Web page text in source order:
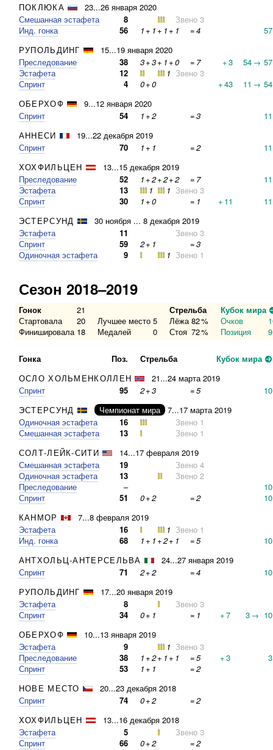
ПОКЛЮКА
23...26 января 2020
Смешанная эстафета
8
Звено 3
Инд. гонка
56 1+ 1+ 1+ 1 =4
57
РУПОЛЬДИНГ
15...19 января 2020
Преследование
38 3+3+ 1+0 = 7 +3 54→ 57
Эстафета
12 1 Звено 3
Спринт
4 0+0 +43 11 → 54
ОБЕРХОФ
9...12 января 2020
Спринт
54 1+2 =3
11
АННЕСИ
19...22 декабря 2019
Спринт
70 1+ 1 =2
11
ХОХФИЛЬЦЕН
13...15 декабря 2019
Преследование
52 1+2+2+2 = 7
11
Эстафета
13 1 1 Звено 3
Спринт
30 1+0 = 1 + 11
11
ЭСТЕРСУНД
30 ноября ... 8 декабря 2019
Эстафета
11
Звено 3
Спринт
59 2+ 1 =3
Одиночная эстафета
9 1 Звено 1
Сезон 2018–2019
Гонок 21 Стрельба
Кубок мира
Стартовала
20 Лучшее место 5 Лёжа 82% Очков
Финишировала 18 Медалей 0 Стоя 72% Позиция
Гонка Поз. Стрельба
Кубок мира
ОСЛО ХОЛЬМЕНКОЛЛЕН
21...24 марта 2019
Спринт
95 2+3 =5
10
ЭСТЕРСУНД
Чемпионат мира
7...17 марта 2019
Одиночная эстафета
16
Звено 1
Смешанная эстафета
13
Звено 1
СОЛТ-ЛЕЙК-СИТИ
14...17 февраля 2019
Смешанная эстафета
19
Звено 4
Одиночная эстафета
13
Звено 2
Преследование
–
10
Спринт
51 0+2 =2
10
КАНМОР
7...8 февраля 2019
Эстафета
16 1 Звено 1
Инд. гонка
68 1+ 1+2+ 1 =5
10
АНТХОЛЬЦ-АНТЕРСЕЛЬВА
24...27 января 2019
Спринт
71 2+2 =4
10
РУПОЛЬДИНГ
17...20 января 2019
Эстафета
8
Звено 3
Спринт
34 0+ 1 = 1 +7 3→ 10
ОБЕРХОФ
10...13 января 2019
Эстафета
9 1 Звено 3
Преследование
38 1+2+ 1+ 1 =5 +3
3
Спринт
53 1+ 1 =2
НОВЕ МЕСТО
20...23 декабря 2018
Спринт
74 0+2 =2
ХОХФИЛЬЦЕН
13...16 декабря 2018
Эстафета
5
Звено 3
Спринт
66 0+2 =2